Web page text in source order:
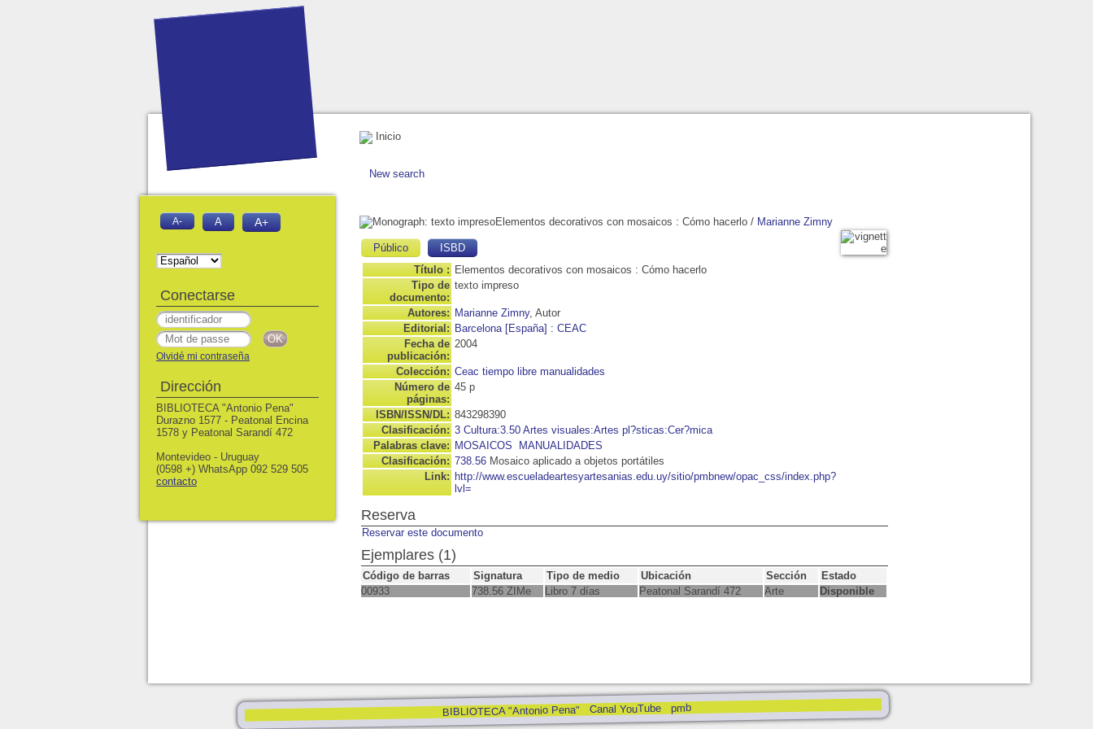
Inicio
New search
Elementos decorativos con mosaicos : Cómo hacerlo / Marianne Zimny
Público
ISBD
Título : Elementos decorativos con mosaicos : Cómo hacerlo
Tipo de
documento:
texto impreso
Autores: Marianne Zimny, Autor
Editorial: Barcelona [España] : CEAC
Fecha de
publicación:
2004
Colección: Ceac tiempo libre manualidades
Número de
páginas:
45 p
ISBN/ISSN/DL: 843298390
Clasificación: 3 Cultura:3.50 Artes visuales:Artes pl?sticas:Cer?mica
Palabras clave: MOSAICOS
MANUALIDADES
Clasificación: 738.56 Mosaico aplicado a objetos portátiles
Link: http://www.escueladeartesyartesanias.edu.uy/sitio/pmbnew/opac_css/index.php?
lvl=
Reserva
Reservar este documento
Ejemplares (1)
Código de barras Signatura Tipo de medio Ubicación Sección
Estado
00933
738.56 ZIMe Libro 7 días Peatonal Sarandí 472 Arte Disponible
BIBLIOTECA "Antonio Pena" Canal YouTube pmb
A- A A+
Conectarse
Olvidé mi contraseña
Dirección
BIBLIOTECA "Antonio Pena"
Durazno 1577 - Peatonal Encina
1578 y Peatonal Sarandí 472
Montevideo - Uruguay
(0598 +) WhatsApp 092 529 505
contacto